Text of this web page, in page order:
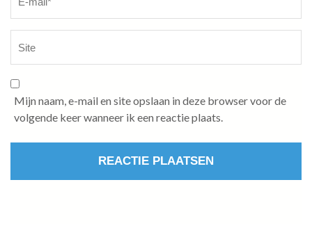
Mijn naam, e-mail en site opslaan in deze browser voor de
volgende keer wanneer ik een reactie plaats.